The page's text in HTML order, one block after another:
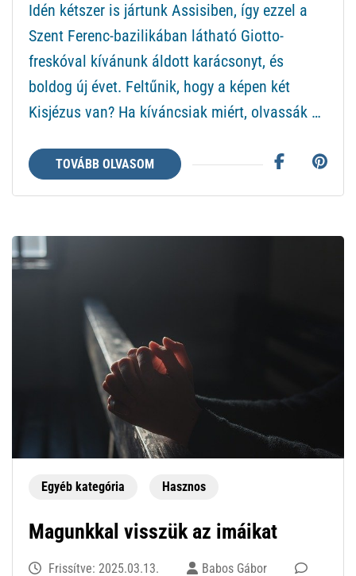
Idén kétszer is jártunk Assisiben, így ezzel a
Szent Ferenc-bazilikában látható Giotto-
freskóval kívánunk áldott karácsonyt, és
boldog új évet. Feltűnik, hogy a képen két
Kisjézus van? Ha kíváncsiak miért, olvassák …
TOVÁBB OLVASOM
Egyéb kategória Hasznos
Magunkkal visszük az imáikat
Frissítve: 2025.03.13.
Babos Gábor